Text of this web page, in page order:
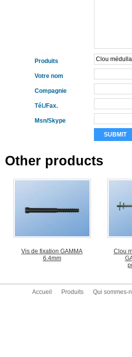
Produits
Votre nom
Compagnie
Tél./Fax.
Msn/Skype
Other products
Vis de fixation GAMMA
6.4mm
Clou
Accueil Produits Qui sommes-